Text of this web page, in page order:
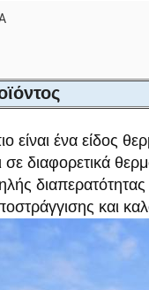
είναι ένα είδος
σε διαφορετικά
και